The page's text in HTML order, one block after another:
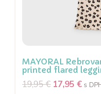
MAYORAL
printed flared
19,95€ 17,95 € s